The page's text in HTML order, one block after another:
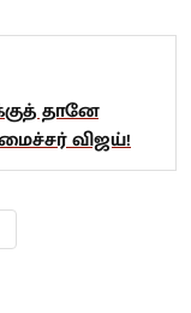
தானே
விஜய்!